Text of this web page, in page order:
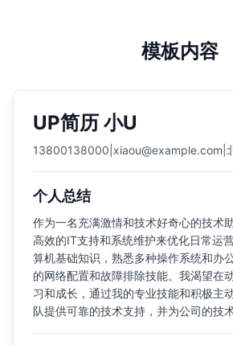
模板内容
UP简历 小U
13800138000 xiaou@example.com
个人总结
作为一名充满激情和技术好奇心的技术
高效的IT支持和系统维护来优化日常运
算机基础知识，熟悉多种操作系统和办
的网络配置和故障排除技能。我渴望在
习和成长，通过我的专业技能和积极主
队提供可靠的技术支持，并为公司的技